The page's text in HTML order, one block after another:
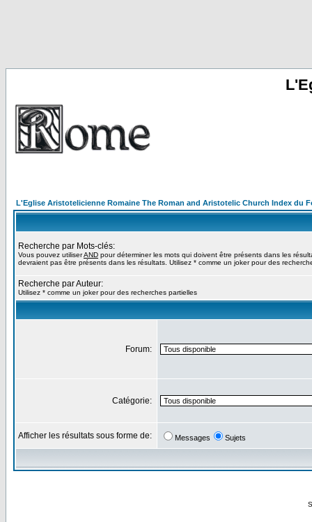
L'Eglise Aristotelicienne Romaine The Roman and Aristotelic Church Index du
Recherche par Mots-clés:
Vous pouvez utiliserAND pour déterminer les mots qui doivent être présents dans les
devraient pas être présents dans les résultats. Utilisez * comme un joker pour des
Recherche par Auteur:
Utilisez * comme un joker pour des recherches partielles
Forum:
Catégorie:
Afficher les résultats sous forme de: Messages Sujets